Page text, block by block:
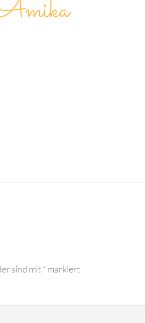
sind mit* markiert